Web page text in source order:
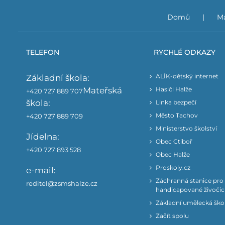
Domů
TELEFON
Základní škola:
+420 727 889 707Mateřská
škola:
+420 727 889 709
Jídelna:
+420 727 893 528
e-mail:
reditel@zsmshalze.cz
RYCHLÉ ODKAZY
ALÍK-dětský internet
Hasiči Halže
Linka bezpečí
Město Tachov
Ministerstvo školství
Obec Ctiboř
Obec Halže
Proskoly.cz
Záchranná stanice pro
handicapované
Základní umělecká
Začít spolu